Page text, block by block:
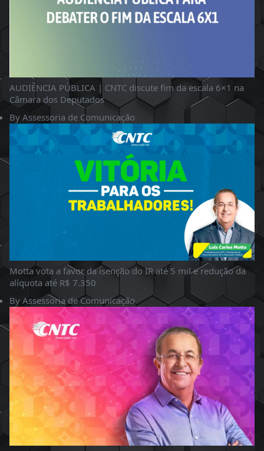
AUDIÊNCIA PÚBLICA | CNTC discute fim da escala 6×1 na
Câmara dos Deputados
By Assessoria de Comunicação
Motta vota a favor da isenção do IR até 5 mil e redução da
alíquota até R$ 7.350
By Assessoria de Comunicação